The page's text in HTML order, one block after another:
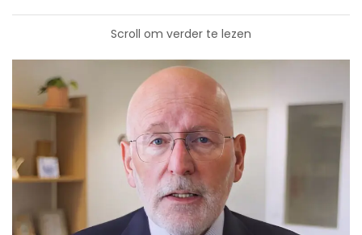
Scroll om verder te lezen